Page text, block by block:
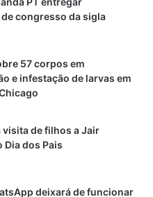
congresso da sigla
57 corpos em
e infestação de larvas em
visita de filhos a Jair
Dia dos Pais
deixará de funcionar